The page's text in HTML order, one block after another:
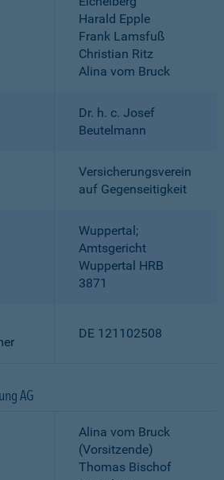
Harald Epple
Frank Lamsfuß
Christian Ritz
Alina vom Bruck
Dr. h. c. Josef
Beutelmann
Versicherungsverein
auf Gegenseitigkeit
Wuppertal;
Amtsgericht
Wuppertal HRB
3871
DE 121102508
AG
Alina vom Bruck
(Vorsitzende)
Thomas Bischof